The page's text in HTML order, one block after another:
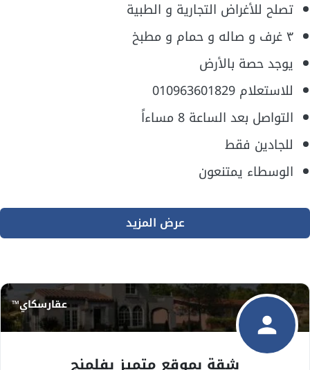
تصلح للأغراض التجارية و الطبية
٣ غرف و صاله و حمام و مطبخ
يوجد حصة بالأرض
للاستعلام 010963601829
التواصل بعد الساعة 8 مساءاً
للجادين فقط
الوسطاء يمتنعون
عرض المزيد
عقارسكاي™
شقة بموقع متميز بفلمنج